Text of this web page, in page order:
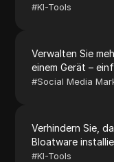
#KI-Tools
Verwalten Sie
einem Gerät –
#Social Media
Verhindern Sie,
Bloatware
#KI-Tools